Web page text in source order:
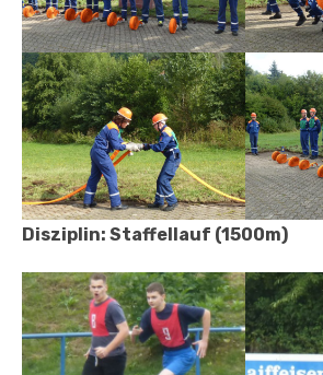
Disziplin: Staffellauf (1500m)